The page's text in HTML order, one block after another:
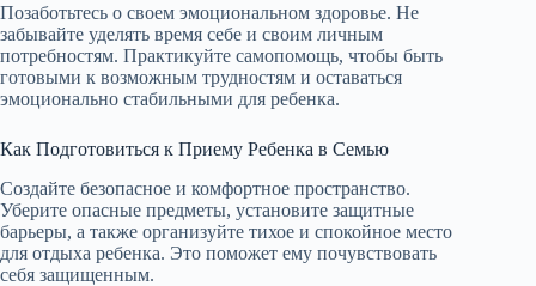
Позаботьтесь о своем эмоциональном здоровье. Не
забывайте уделять время себе и своим личным
потребностям. Практикуйте самопомощь, чтобы быть
готовыми к возможным трудностям и оставаться
эмоционально стабильными для ребенка.
Как Подготовиться к Приему Ребенка в Семью
Создайте безопасное и комфортное пространство.
Уберите опасные предметы, установите защитные
барьеры, а также организуйте тихое и спокойное место
для отдыха ребенка. Это поможет ему почувствовать
себя защищенным.